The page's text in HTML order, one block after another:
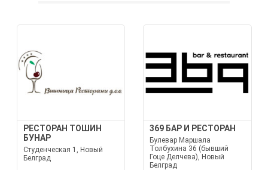
РЕСТОРАН ТОШИН
БУНАР
Студенческая 1, Новый
Белград
369 БАР И РЕСТОРАН
Булевар Маршала
Толбухина 36 (бывший
Гоце Делчева), Новый
Белград